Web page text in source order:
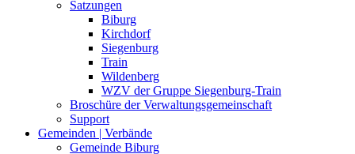
Satzungen
Biburg
Kirchdorf
Siegenburg
Train
Wildenberg
WZV der Gruppe Siegenburg-Train
Broschüre der Verwaltungsgemeinschaft
Support
Gemeinden | Verbände
Gemeinde Biburg